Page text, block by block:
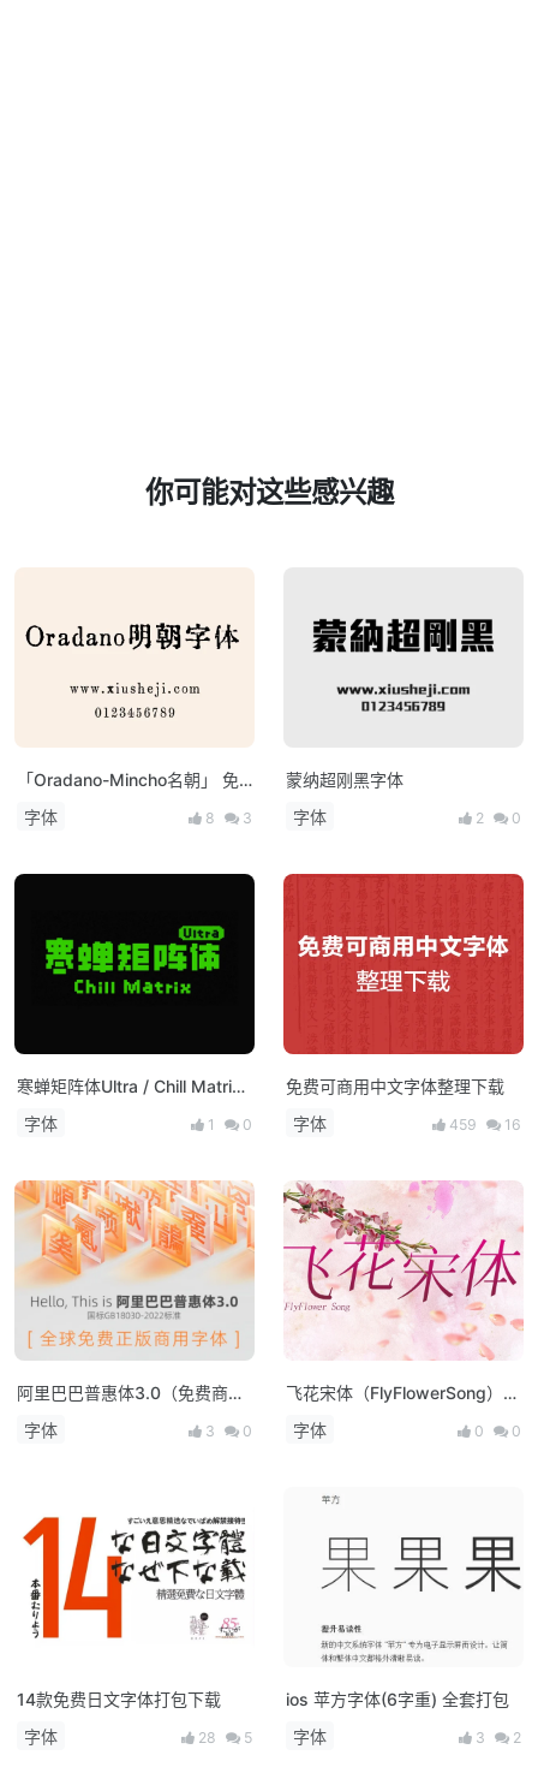
你可能对这些感兴趣
「Oradano-Mincho名朝」 免
费下载可商用
字体 8 3
蒙纳超刚黑字体
字体
2 0
寒蝉矩阵体Ultra / Chill Matrix
Ultra（公益目的+线下门店招
牌，免费商用！）
字体 1 0
免费可商用中文字体整理下载
字体
459 16
阿里巴巴普惠体3.0（免费商用
字体家族）
字体 3 0
飞花宋体（FlyFlowerSong）中
文宋体，免费可商用！
字体 0 0
14款免费日文字体打包下载
字体
28 5
ios 苹方字体(6字重) 全套打包
字体
3 2